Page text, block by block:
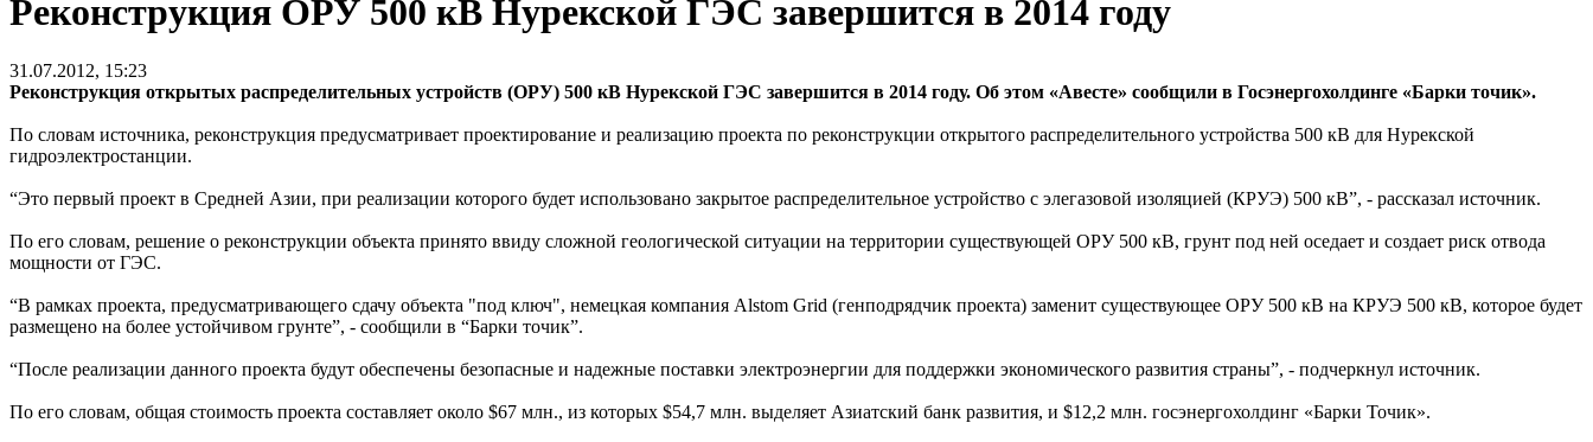
Реконструкция ОРУ 500 кВ Нурекской ГЭС завершится в 2014 году
31.07.2012, 15:23
Реконструкция открытых распределительных устройств (ОРУ) 500 кВ Нурекской ГЭС завершится в 2014 году. Об этом «Авесте» сообщили в Госэнергохолдинге «Барки точик».
По словам источника, реконструкция предусматривает проектирование и реализацию проекта по реконструкции открытого распределительного устройства 500 кВ для Нурекской
гидроэлектростанции.
“Это первый проект в Средней Азии, при реализации которого будет использовано закрытое распределительное устройство с элегазовой изоляцией (КРУЭ) 500 кВ”, - рассказал источник.
По его словам, решение о реконструкции объекта принято ввиду сложной геологической ситуации на территории существующей ОРУ 500 кВ, грунт под ней оседает и создает риск отвода
мощности от ГЭС.
“В рамках проекта, предусматривающего сдачу объекта "под ключ", немецкая компания Alstom Grid (генподрядчик проекта) заменит существующее ОРУ 500 кВ на КРУЭ 500 кВ, которое будет
размещено на более устойчивом грунте”, - сообщили в “Барки точик”.
“После реализации данного проекта будут обеспечены безопасные и надежные поставки электроэнергии для поддержки экономического развития страны”, - подчеркнул источник.
По его словам, общая стоимость проекта составляет около $67 млн., из которых $54,7 млн. выделяет Азиатский банк развития, и $12,2 млн. госэнергохолдинг «Барки Точик».